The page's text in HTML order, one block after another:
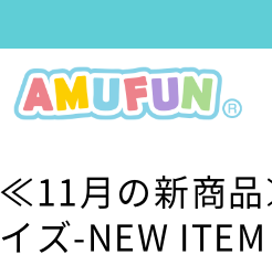
≪11月の新商品
イズ-NEW ITEM